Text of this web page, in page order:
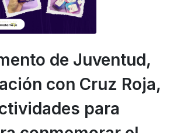
de Juventud,
con Cruz Roja,
para